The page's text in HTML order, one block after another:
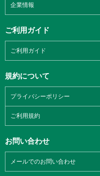
企業情報
ご利用ガイド
ご利用ガイド
規約について
プライバシーポリシー
ご利用規約
お問い合わせ
メールでのお問い合わせ